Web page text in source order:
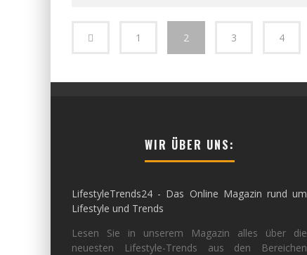
1 2 3 4
WIR ÜBER UNS:
LifestyleTrends24 - Das Online Magazin rund um
Lifestyle und Trends
Lesen Sie in unserem Magazin alles über die
neuesten Lifestyle-Trends aus den Bereichen